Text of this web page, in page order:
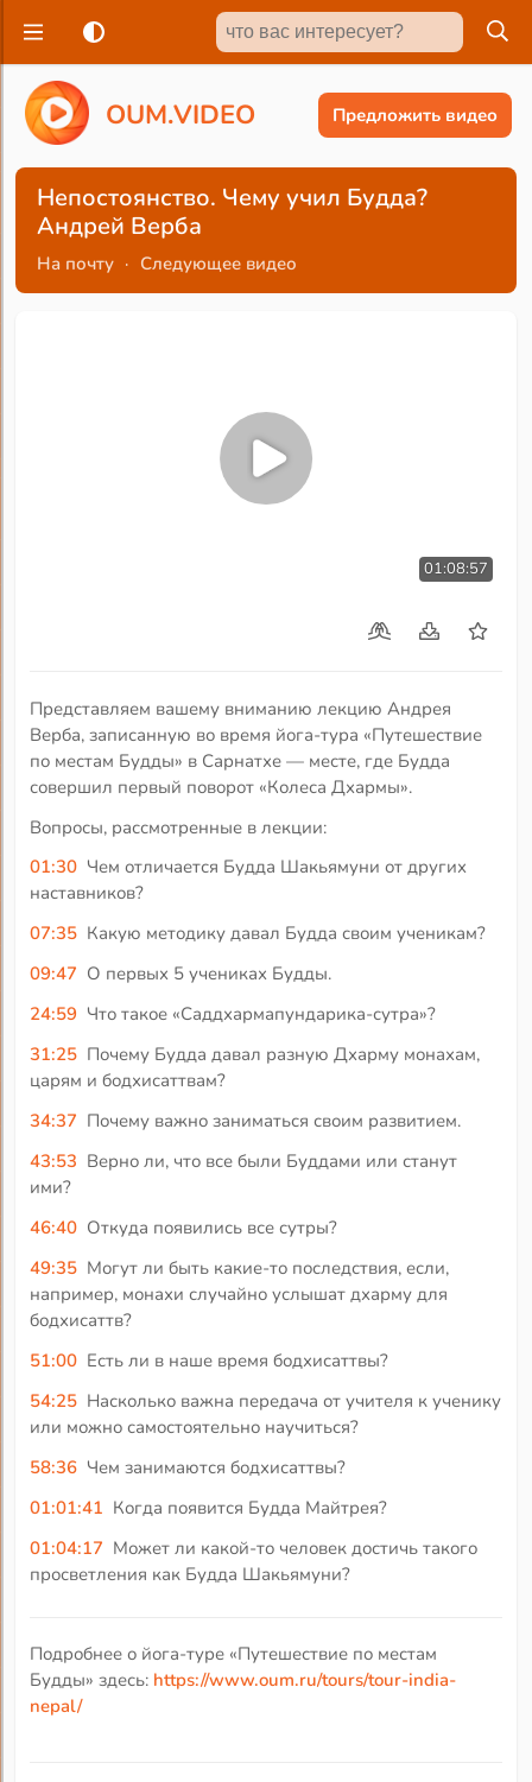
OUM.VIDEO Предложить видео
Непостоянство. Чему учил Будда?
Андрей Верба
На почту · Следующее видео
01:08:57
Представляем вашему вниманию лекцию Андрея
Верба, записанную во время йога-тура «Путешествие
по местам Будды» в Сарнатхе — месте, где Будда
совершил первый поворот «Колеса Дхармы».
Вопросы, рассмотренные в лекции:
01:30 Чем отличается Будда Шакьямуни от других
наставников?
07:35 Какую методику давал Будда своим ученикам?
09:47 О первых 5 учениках Будды.
24:59 Что такое «Саддхармапундарика-сутра»?
31:25 Почему Будда давал разную Дхарму монахам,
царям и бодхисаттвам?
34:37 Почему важно заниматься своим развитием.
43:53 Верно ли, что все были Буддами или станут
ими?
46:40 Откуда появились все сутры?
49:35 Могут ли быть какие-то последствия, если,
например, монахи случайно услышат дхарму для
бодхисаттв?
51:00 Есть ли в наше время бодхисаттвы?
54:25 Насколько важна передача от учителя к ученику
или можно самостоятельно научиться?
58:36 Чем занимаются бодхисаттвы?
01:01:41 Когда появится Будда Майтрея?
01:04:17 Может ли какой-то человек достичь такого
просветления как Будда Шакьямуни?
Подробнее о йога-туре «Путешествие по местам
Будды» здесь: https://www.oum.ru/tours/tour-india-
nepal/